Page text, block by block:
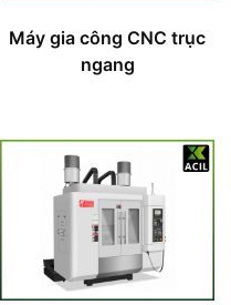
Máy gia công CNC trục
ngang